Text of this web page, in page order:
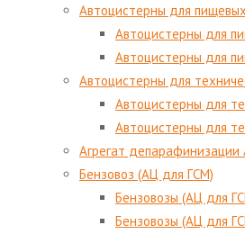
Автоцистерны для
Автоцистерны для
Автоцистерны для
Автоцистерны для
Автоцистерны для
Автоцистерны для
Агрегат
Бензовоз (АЦ для ГСМ)
Бензовозы (АЦ для
Бензовозы (АЦ для